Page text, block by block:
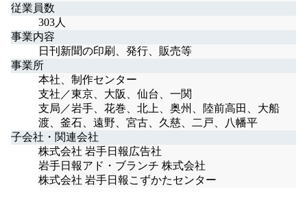
従業員数
303人
事業内容
日刊新聞の印刷、発行、販売等
事業所
本社、制作センター
支社／東京、大阪、仙台、一関
支局／岩手、花巻、北上、奥州、陸前高田、大船
渡、釜石、遠野、宮古、久慈、二戸、八幡平
子会社・関連会社
株式会社 岩手日報広告社
岩手日報アド・ブランチ 株式会社
株式会社 岩手日報こずかたセンター